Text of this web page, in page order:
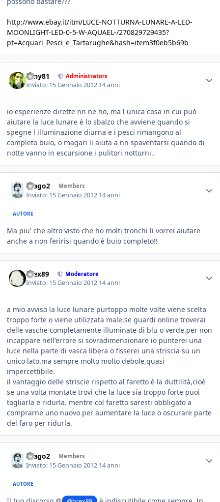
http://www.ebay.it/itm/LUCE-NOTTURNA-LUNARE-A-LED-
MOONLIGHT-LED-0-5-W-AQUAEL-/270829729435?
pt=Acquari_Pesci_e_Tartarughe&hash=item3f0eb5b69b
tony81 Administrators
Inviato: 15 Gennaio 2012 14 anni
io esperienze dirette nn ne ho, ma l unica cosa in cui può
aiutare la luce lunare è lo sbalzo che avviene quando si
spegne l illuminazione diurna e i pesci rimangono al
completo buio, o magari li aiuta a nn spaventarsi quando di
notte vanno in escursione i pulitori notturni..
drago2 Members
Inviato: 15 Gennaio 2012 14 anni
AUTORE
Ma piu' che altro visto che ho molti tronchi li vorrei aiutare
anche a non feririsi quando è buio completo!!
brex89 Moderatore
Inviato: 15 Gennaio 2012 14 anni
a mio avviso la luce lunare purtoppo molte volte viene scelta
troppo forte o viene utilizzata male,se guardi online troverai
delle vasche completamente illuminate di blu o verde.per non
incappare nell'errore si sovradimensionare io punterei una
luce nella parte di vasca libera o fisserei una striscia su un
unico lato.ma sempre molto molto debole,quasi
impercettibile.
il vantaggio delle striscie rispetto al faretto è la duttilità,cioè
se una volta montate trovi che la luce sia troppo forte puoi
tagliarla e ridurla. mentre col faretto saresti obbligato a
comprarne uno nuovo per aumentare la luce o oscurare parte
del faro per ridurla.
drago2 Members
Inviato: 15 Gennaio 2012 14 anni
AUTORE